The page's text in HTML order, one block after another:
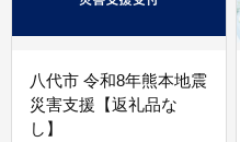
八代市 令和8年熊本地震
災害支援【返礼品な
し】